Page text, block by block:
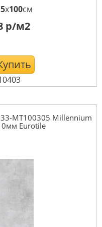
x100см
р/м2
MT100305 Millennium
Eurotile